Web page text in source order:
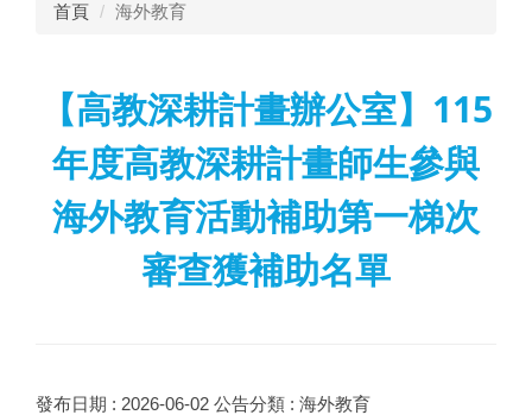
首頁 海外教育
【高教深耕計畫辦公室】115
年度高教深耕計畫師生參與
海外教育活動補助第一梯次
審查獲補助名單
發布日期 : 2026-06-02 公告分類 : 海外教育